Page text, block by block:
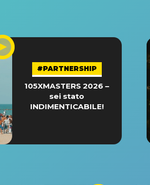
#PARTNERSHIP
105XMASTERS 2026 –
sei stato
INDIMENTICABILE!